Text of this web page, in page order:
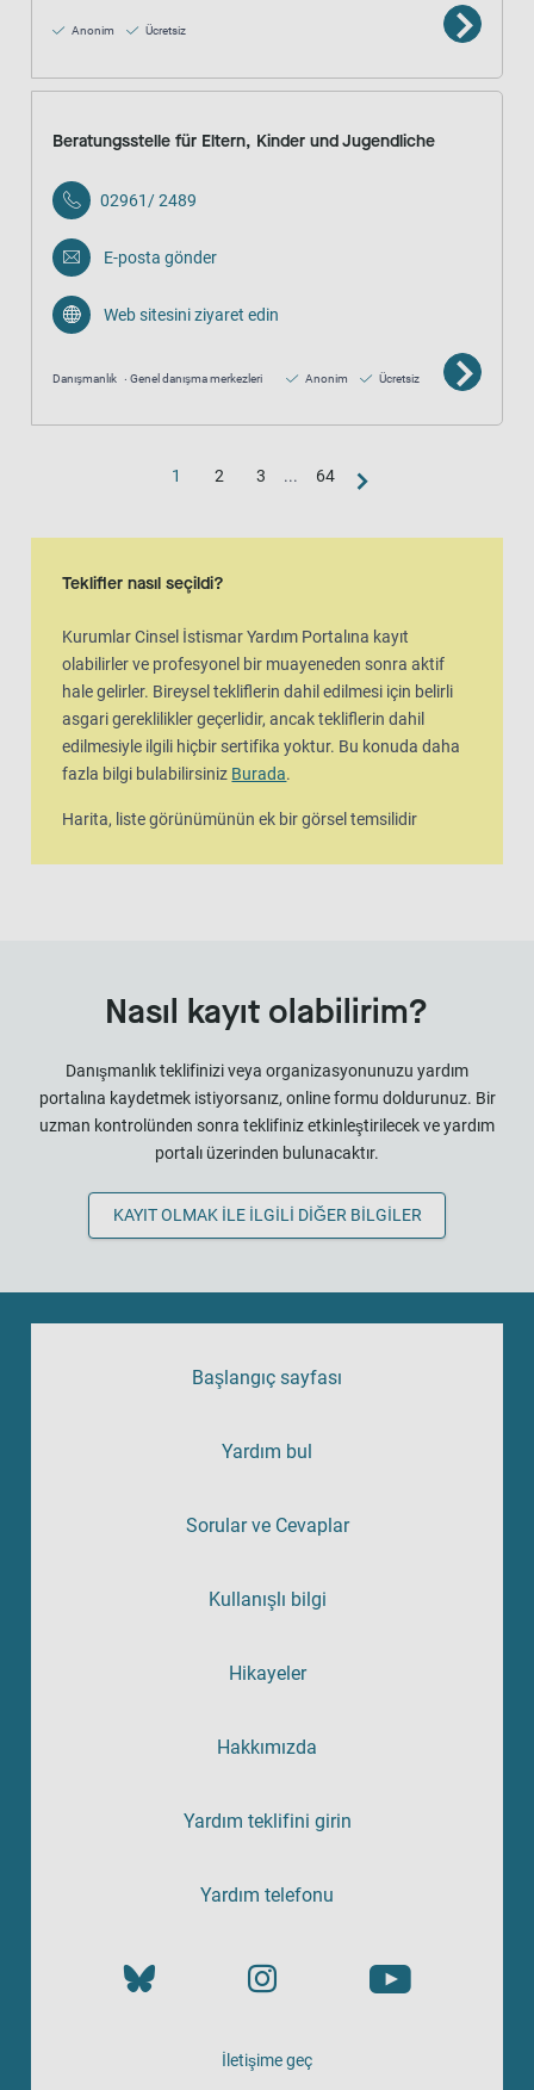
Anonim Ücretsiz
Beratungsstelle für Eltern, Kinder und Jugendliche
02961/ 2489
E-posta gönder
Web sitesini ziyaret edin
Danışmanlık Genel danışma merkezleri Anonim Ücretsiz
1 2 3 ... 64
Harita görünümü
Teklifler nasıl seçildi?
Kurumlar Cinsel İstismar Yardım Portalına kayıt
olabilirler ve profesyonel bir muayeneden sonra aktif
hale gelirler. Bireysel tekliflerin dahil edilmesi için belirli
asgari gereklilikler geçerlidir, ancak tekliflerin dahil
edilmesiyle ilgili hiçbir sertifika yoktur. Bu konuda daha
fazla bilgi bulabilirsiniz Burada.
Harita, liste görünümünün ek bir görsel temsilidir
Nasıl kayıt olabilirim?
Danışmanlık teklifinizi veya organizasyonunuzu yardım
portalına kaydetmek istiyorsanız, online formu doldurunuz. Bir
uzman kontrolünden sonra teklifiniz etkinleştirilecek ve yardım
portalı üzerinden bulunacaktır.
KAYIT OLMAK ILE ILGILI DIĞER BILGILER
Başlangıç sayfası
Yardım bul
Sorular ve Cevaplar
Kullanışlı bilgi
Hikayeler
Hakkımızda
Yardım teklifini girin
Yardım telefonu
İletişime geç